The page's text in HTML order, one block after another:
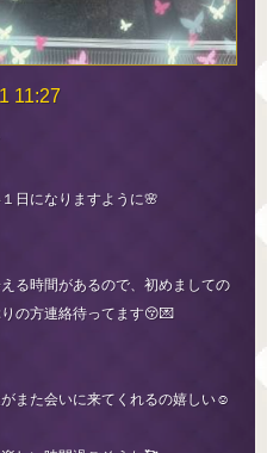
11:27
日になりますように🌸
る時間があるので、初めましての
の方連絡待ってます😚💌
また会いに来てくれるの嬉しい☺️